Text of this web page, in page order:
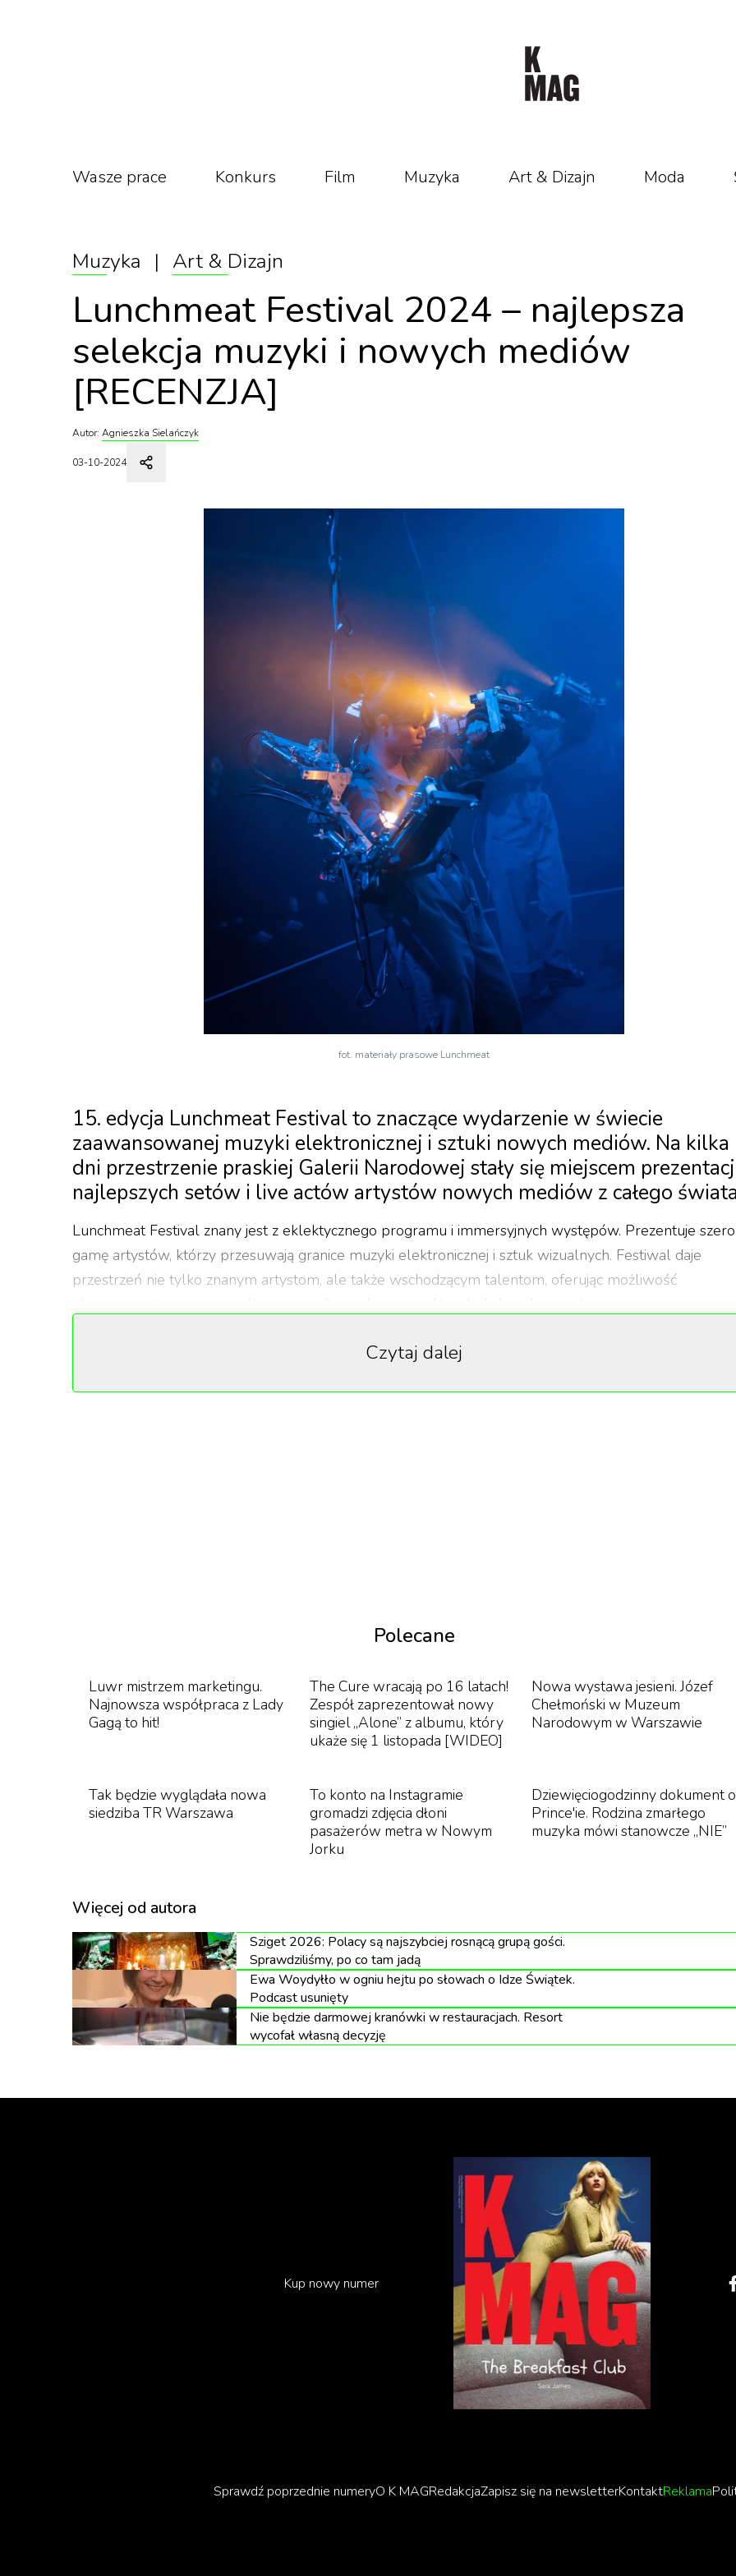
Wasze prace Konkurs Film Muzyka Art & Dizajn Moda
Muzyka | Art & Dizajn
Lunchmeat Festival 2024 – najlepsza
selekcja muzyki i nowych mediów
[RECENZJA]
Autor: Agnieszka Sielańczyk
03-10-2024
fot. materiały prasowe Lunchmeat
15. edycja Lunchmeat Festival to znaczące wydarzenie w świecie
zaawansowanej muzyki elektronicznej i sztuki nowych mediów. Na kilka
dni przestrzenie praskiej Galerii Narodowej stały się miejscem
najlepszych setów i live actów artystów nowych mediów z całego
Lunchmeat Festival znany jest z eklektycznego programu i immersyjnych występów. Prezentuje
gamę artystów, którzy przesuwają granice muzyki elektronicznej i sztuk wizualnych. Festiwal daje
przestrzeń nie tylko znanym artystom, ale także wschodzącym talentom, oferując możliwość
eksperymentowania i współpracy między twórcami o różnych doświadczeniach.
Katarina Gryvul (Ukraina) i Alex Guevara (Peru), Aïsha Devi, Machinedrum, Strangeloop i Pinch.
emocjonalnym uzdrawianiu na scenie, łącząc zniekształcone wokale z niepokojącymi dźwiękami
elementów rytualnych i medytacyjnych w swojej twórczości, co czyni jej muzykę nie tylko
Czytaj dalej
Polecane
Luwr mistrzem marketingu.
Najnowsza współpraca z Lady
Gagą to hit!
The Cure wracają po 16 latach!
Zespół zaprezentował nowy
singiel „Alone” z albumu, który
ukaże się 1 listopada [WIDEO]
Nowa wystawa jesieni. Józef
Chełmoński w Muzeum
Narodowym w Warszawie
Tak będzie wyglądała nowa
siedziba TR Warszawa
To konto na Instagramie
gromadzi zdjęcia dłoni
pasażerów metra w Nowym
Jorku
Dziewięciogodzinny dokument o
Prince'ie. Rodzina zmarłego
muzyka mówi stanowcze „NIE”
Więcej od autora
Sziget 2026: Polacy są najszybciej rosnącą grupą gości.
Sprawdziliśmy, po co tam jadą
Ewa Woydyłło w ogniu hejtu po słowach o Idze Świątek.
Podcast usunięty
Nie będzie darmowej kranówki w restauracjach. Resort
wycofał własną decyzję
Kup nowy numer
Sprawdź poprzednie numeryO K MAGRedakcjaZapisz się na newsletterKontaktReklama